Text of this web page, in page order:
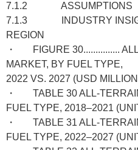
7.1.2 ASSUMPTIONS
7.1.3 INDUSTRY
REGION
・ FIGURE 30...............
MARKET, BY FUEL TYPE,
2022 VS. 2027 (USD
・ TABLE 30 ALL-
FUEL TYPE, 2018–2021
・ TABLE 31 ALL-
FUEL TYPE, 2022–2027